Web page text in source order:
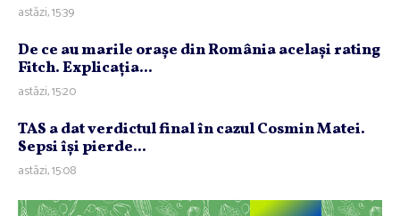
astăzi, 15:39
De ce au marile oraşe din România acelaşi rating
Fitch. Explicaţia...
astăzi, 15:20
TAS a dat verdictul final în cazul Cosmin Matei.
Sepsi îşi pierde...
astăzi, 15:08